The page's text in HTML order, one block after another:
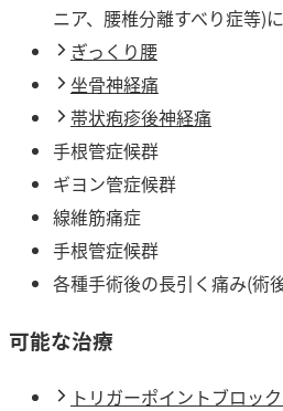
ニア、腰椎分離すべり症等)
ぎっくり腰
坐骨神経痛
帯状疱疹後神経痛
手根管症候群
ギヨン管症候群
線維筋痛症
手根管症候群
各種手術後の長引く痛み(術
可能な治療
トリガーポイントブロッ